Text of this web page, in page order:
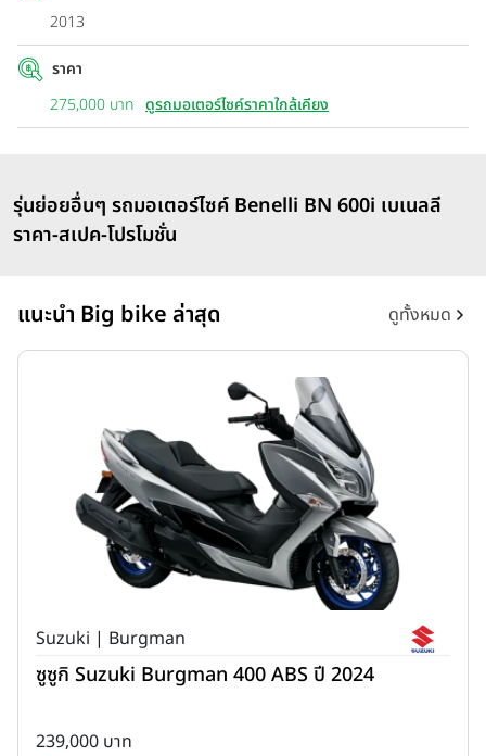
2013
ราคา
275,000 บาท ดูรถมอเตอร์ไซค์ราคาใกล้เคียง
รุ่นย่อยอื่นๆ รถมอเตอร์ไซค์ Benelli BN 600i เบเนลลี
ราคา-สเปค-โปรโมชั่น
แนะนำ Big bike ล่าสุด ดูทั้งหมด
Suzuki | Burgman
ซูซูกิ Suzuki Burgman 400 ABS ปี 2024
239,000 บาท